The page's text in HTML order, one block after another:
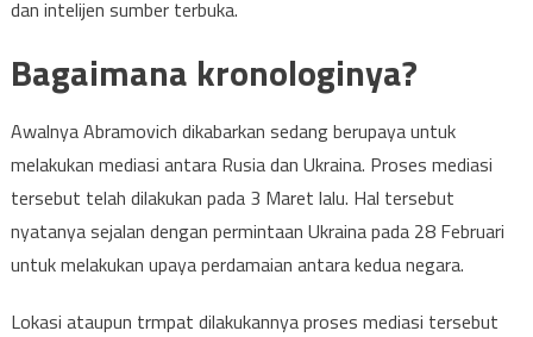
dan intelijen sumber terbuka.
Bagaimana kronologinya?
Awalnya Abramovich dikabarkan sedang berupaya untuk
melakukan mediasi antara Rusia dan Ukraina. Proses mediasi
tersebut telah dilakukan pada 3 Maret lalu. Hal tersebut
nyatanya sejalan dengan permintaan Ukraina pada 28 Februari
untuk melakukan upaya perdamaian antara kedua negara.
Lokasi ataupun trmpat dilakukannya proses mediasi tersebut